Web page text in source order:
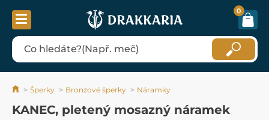
0
Šperky Bronzové šperky Náramky
KANEC, pletený mosazný náramek